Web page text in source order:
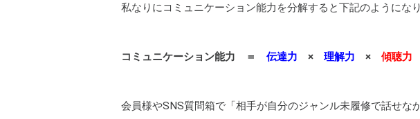
私なりにコミュニケーション能力を分解すると下記のようになり
コミュニケーション能力 ＝ 伝達力 × 理解力 × 傾聴力
会員様やSNS質問箱で「相手が自分のジャンル未履修で話せな